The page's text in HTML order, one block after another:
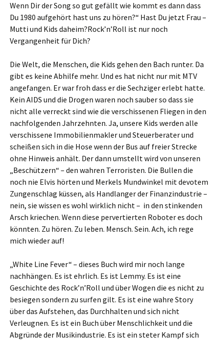
Wenn Dir der Song so gut gefällt wie kommt es dann dass
Du 1980 aufgehört hast uns zu hören?“ Hast Du jetzt Frau –
Mutti und Kids daheim?Rock’n’Roll ist nur noch
Vergangenheit für Dich?
Die Welt, die Menschen, die Kids gehen den Bach runter. Da
gibt es keine Abhilfe mehr. Und es hat nicht nur mit MTV
angefangen. Er war froh dass er die Sechziger erlebt hatte.
Kein AIDS und die Drogen waren noch sauber so dass sie
nicht alle verreckt sind wie die verschissenen Fliegen in den
nachfolgenden Jahrzehnten. Ja, unsere Kids werden alle
verschissene Immobilienmakler und Steuerberater und
scheißen sich in die Hose wenn der Bus auf freier Strecke
ohne Hinweis anhält. Der dann umstellt wird von unseren
„Beschützern“ – den wahren Terroristen. Die Bullen die
noch nie Elvis hörten und Merkels Mundwinkel mit devotem
Zungenschlag küssen, als Handlanger der Finanzindustrie –
nein, sie wissen es wohl wirklich nicht – in den stinkenden
Arsch kriechen. Wenn diese pervertierten Roboter es doch
könnten. Zu hören. Zu leben. Mensch. Sein. Ach, ich rege
mich wieder auf!
„White Line Fever“ – dieses Buch wird mir noch lange
nachhängen. Es ist ehrlich. Es ist Lemmy. Es ist eine
Geschichte des Rock’n’Roll und über Wogen die es nicht zu
besiegen sondern zu surfen gilt. Es ist eine wahre Story
über das Aufstehen, das Durchhalten und sich nicht
Verleugnen. Es ist ein Buch über Menschlichkeit und die
Abgründe der Musikindustrie. Es ist ein steter Kampf sich